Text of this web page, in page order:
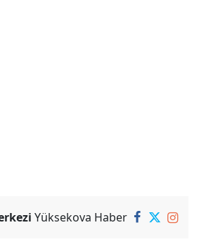
Yüksekova Haber